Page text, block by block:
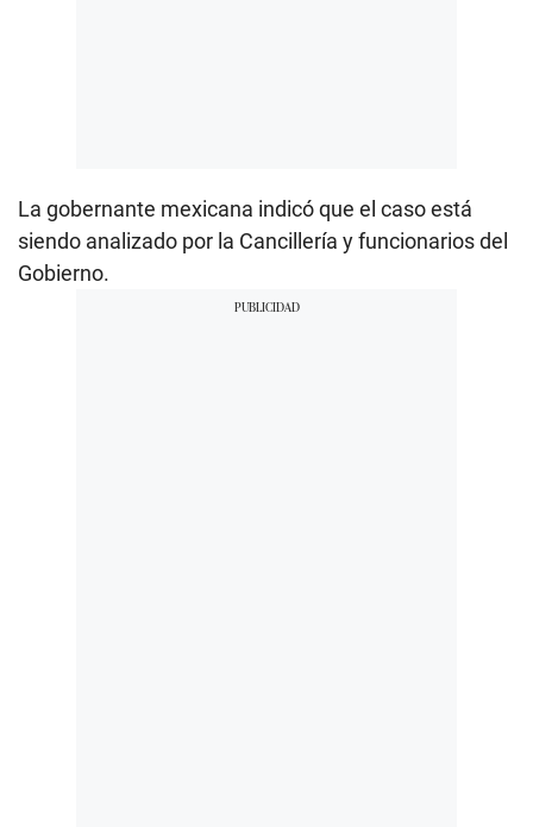
La gobernante mexicana indicó que el caso está
siendo analizado por la Cancillería y funcionarios del
Gobierno.